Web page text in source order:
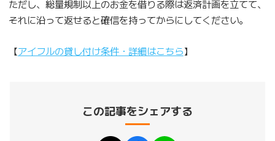
ただし、総量規制以上のお金を借りる際は返済計画を立てて、
それに沿って返せると確信を持ってからにしてください。
【アイフルの貸し付け条件・詳細はこちら】
この記事をシェアする